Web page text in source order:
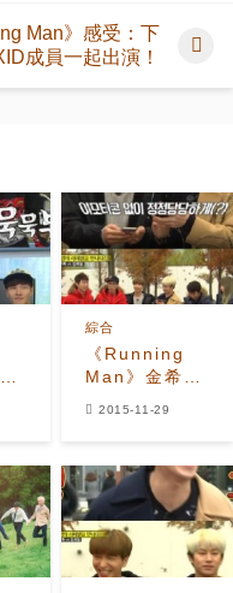
Man》感受：下
成員一起出演！
《Running
Man》金希
話的是？
綜合
2015-11-29